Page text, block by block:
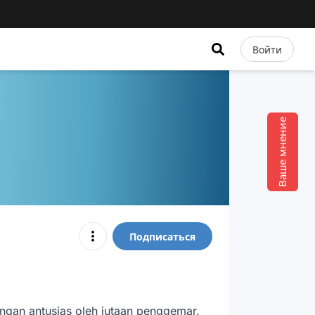
Войти
Ваше мнение
Подписаться
antusias oleh jutaan penggemar.